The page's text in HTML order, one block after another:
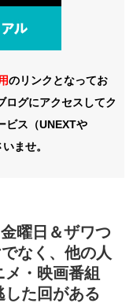
のリンクとなってお
ログにアクセスしてク
ビス（UNEXTや
ませ。
曜日＆ザワつ
なく、他の人
・映画番組
た回がある